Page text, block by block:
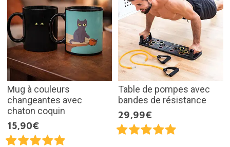
Mug à couleurs
changeantes avec
chaton coquin
15,90€
Table de pompes avec
bandes de résistance
29,99€